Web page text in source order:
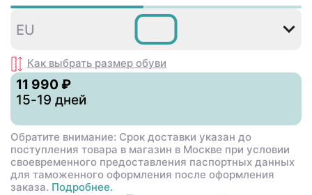
40
EU
Как выбрать размер обуви
11 990 ₽
15-19 дней
Обратите внимание: Срок доставки указан до
поступления товара в магазин в Москве при условии
своевременного предоставления паспортных данных
для таможенного оформления после оформления
заказа. Подробнее.